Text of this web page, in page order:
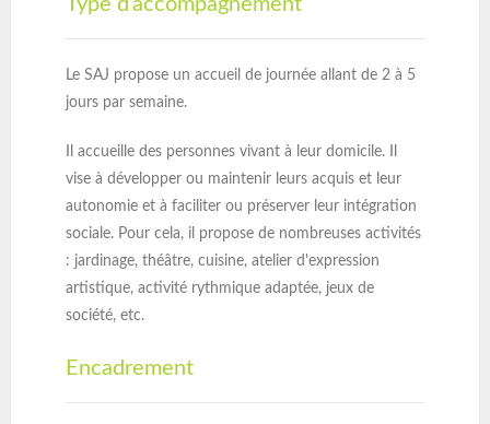
Le SAJ propose un accueil de journée allant de 2 à 5
jours par semaine.
Il accueille des personnes vivant à leur domicile. Il
vise à développer ou maintenir leurs acquis et leur
autonomie et à faciliter ou préserver leur intégration
sociale. Pour cela, il propose de nombreuses activités
: jardinage, théâtre, cuisine, atelier d'expression
artistique, activité rythmique adaptée, jeux de
société, etc.
Encadrement